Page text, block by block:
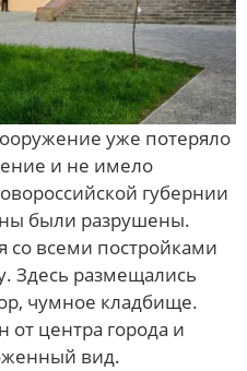
уже потеряло
и не имело
губернии
были разрушены.
со всеми постройками
Здесь размещались
чумное кладбище.
центра города и
вид.